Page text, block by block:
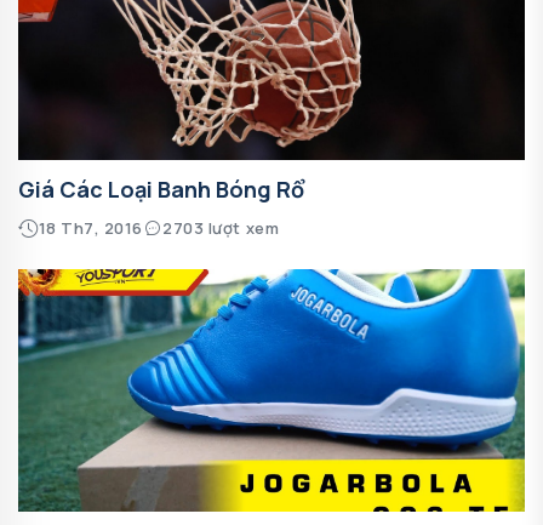
Giá Các Loại Banh Bóng Rổ
18 Th7, 2016 2703 lượt xem